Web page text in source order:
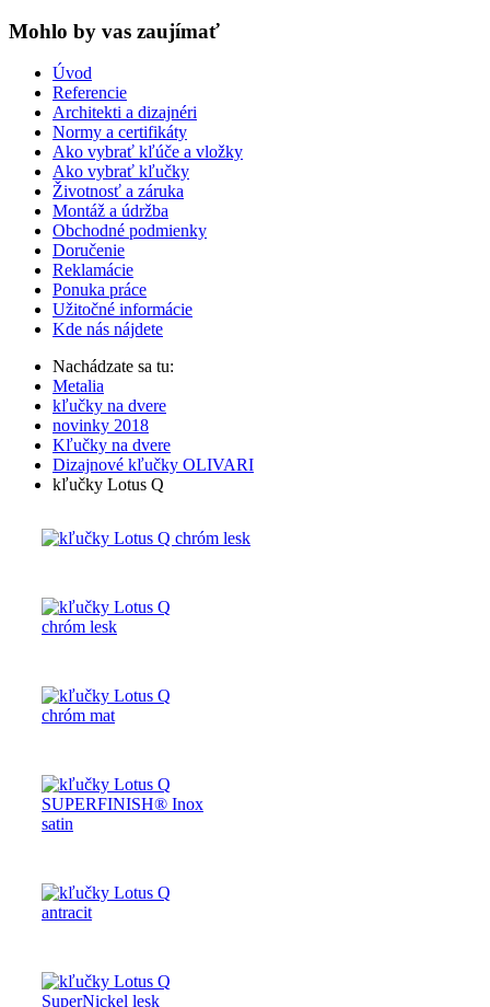
Mohlo by vas zaujímať
Úvod
Referencie
Architekti a dizajnéri
Normy a certifikáty
Ako vybrať kľúče a vložky
Ako vybrať kľučky
Životnosť a záruka
Montáž a údržba
Obchodné podmienky
Doručenie
Reklamácie
Ponuka práce
Užitočné informácie
Kde nás nájdete
Nachádzate sa tu:
Metalia
kľučky na dvere
novinky 2018
Kľučky na dvere
Dizajnové kľučky OLIVARI
kľučky Lotus Q